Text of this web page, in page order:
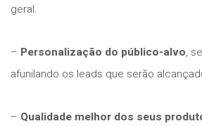
geral.
– Personalização do público-alvo,
afunilando os leads que serão
– Qualidade melhor dos seus